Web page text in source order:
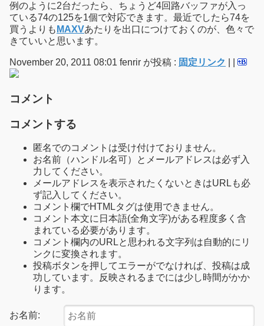
例のように2台だったら、ちょうど4回路バッファが入っ
ている74の125を1個で対応できます。最近でしたら74を
買うよりも MAXVあたりを出口につけておくのが、色々で
きていいと思います。
November 20, 2011 08:01 fenrir が投稿 : 固定リンク
コメント
コメントする
匿名でのコメントは受け付けておりません。
お名前（ハンドル名可）とメールアドレスは必ず入
力してください。
メールアドレスを表示されたくないときはURLも必
ず記入してください。
コメント欄でHTMLタグは使用できません。
コメント本文に日本語(全角文字)がある程度多く含
まれている必要があります。
コメント欄内のURLと思われる文字列は自動的にリ
ンクに変換されます。
投稿ボタンを押してエラーがでなければ、投稿は成
功しています。反映されるまでには少し時間がかか
ります。
お名前: